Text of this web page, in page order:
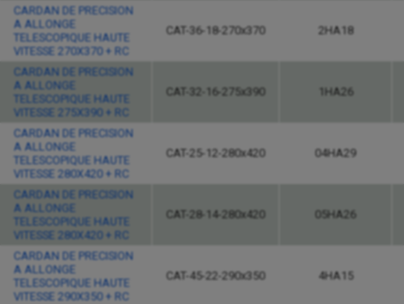
CARDAN DE PRECISION
A ALLONGE
TELESCOPIQUE HAUTE
VITESSE 270X370 + RC
CAT-36-18-270x370 2HA18
CARDAN DE PRECISION
A ALLONGE
TELESCOPIQUE HAUTE
VITESSE 275X390 + RC
CAT-32-16-275x390 1HA26
CARDAN DE PRECISION
A ALLONGE
TELESCOPIQUE HAUTE
VITESSE 280X420 + RC
CAT-25-12-280x420 04HA29
CARDAN DE PRECISION
A ALLONGE
TELESCOPIQUE HAUTE
VITESSE 280X420 + RC
CAT-28-14-280x420 05HA26
CARDAN DE PRECISION
A ALLONGE
TELESCOPIQUE HAUTE
VITESSE 290X350 + RC
CAT-45-22-290x350 4HA15